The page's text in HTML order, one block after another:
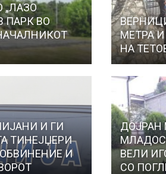
„ЛАЗО
ПАРК ВО
МЕТРА
НА
И ГИ
ТИНЕЈЏЕРИ
И
ДОЈРАН
ВЕЛИ
СО